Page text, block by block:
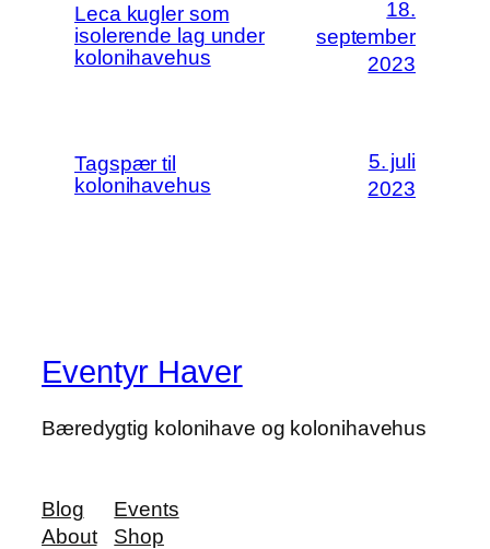
Leca kugler som
isolerende lag under
kolonihavehus
18.
september
2023
Tagspær til
kolonihavehus
5. juli
2023
Eventyr Haver
Bæredygtig kolonihave og kolonihavehus
Blog
About
Events
Shop